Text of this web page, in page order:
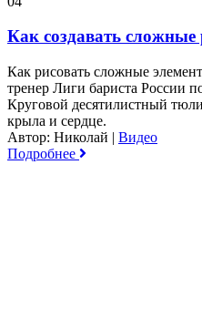
Как создавать сложные
Как рисовать сложные
тренер Лиги бариста России
Круговой десятилистный
крыла и сердце.
Автор: Николай | Видео
Подробнее